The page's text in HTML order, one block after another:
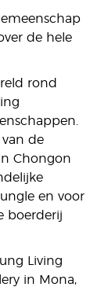
de hele
rond
de
Chongon
en voor
boerderij
Living
in Mona,